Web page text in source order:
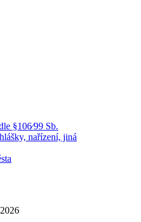
§106⁄99 Sb.
nařízení, jiná